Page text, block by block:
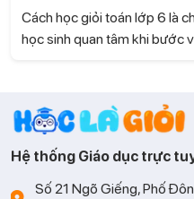
Cách học giỏi toán lớp 6 là
học sinh quan tâm khi bước
là Giỏi tìm hiểu những
tiếp thu nhanh và học Toán tự
Hệ thống Giáo dục trực
Số 21 Ngõ Giếng, Phố